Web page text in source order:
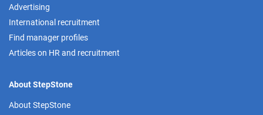
Advertising
International recruitment
Find manager profiles
Articles on HR and recruitment
About StepStone
About StepStone